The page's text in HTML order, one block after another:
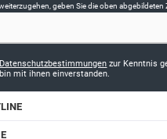
geben Sie die oben abgebildeten
Datenschutzbestimmungen zur Kenntnis
mit ihnen einverstanden.